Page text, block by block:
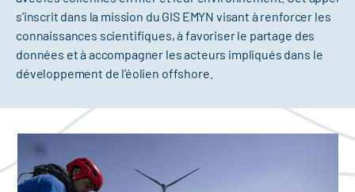
s’inscrit dans la mission du GIS EMYN visant à renforcer les
connaissances scientifiques, à favoriser le partage des
données et à accompagner les acteurs impliqués dans le
développement de l’éolien offshore.